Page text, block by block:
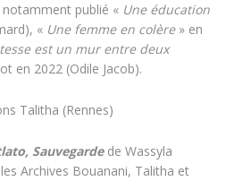
publié « Une éducation
« Une femme en colère» en
est un mur entre deux
en 2022 (Odile Jacob).
Talitha (Rennes)
Sauvegardede Wassyla
Archives Bouanani, Talitha et